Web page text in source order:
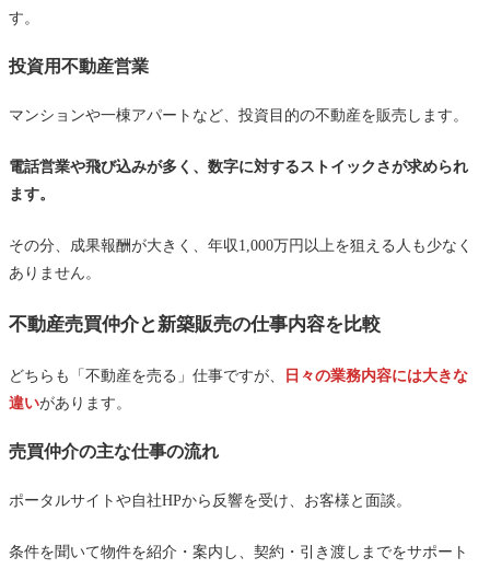
す。
投資用不動産営業
マンションや一棟アパートなど、投資目的の不動産を販売します。
電話営業や飛び込みが多く、数字に対するストイックさが求められ
ます。
その分、成果報酬が大きく、年収1,000万円以上を狙える人も少なく
ありません。
不動産売買仲介と新築販売の仕事内容を比較
どちらも「不動産を売る」仕事ですが、
日々の業務内容には大きな
違いがあります。
売買仲介の主な仕事の流れ
ポータルサイトや自社HPから反響を受け、お客様と面談。
条件を聞いて物件を紹介・案内し、契約・引き渡しまでをサポート